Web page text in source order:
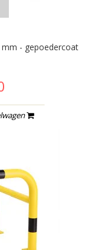
mm - gepoedercoat